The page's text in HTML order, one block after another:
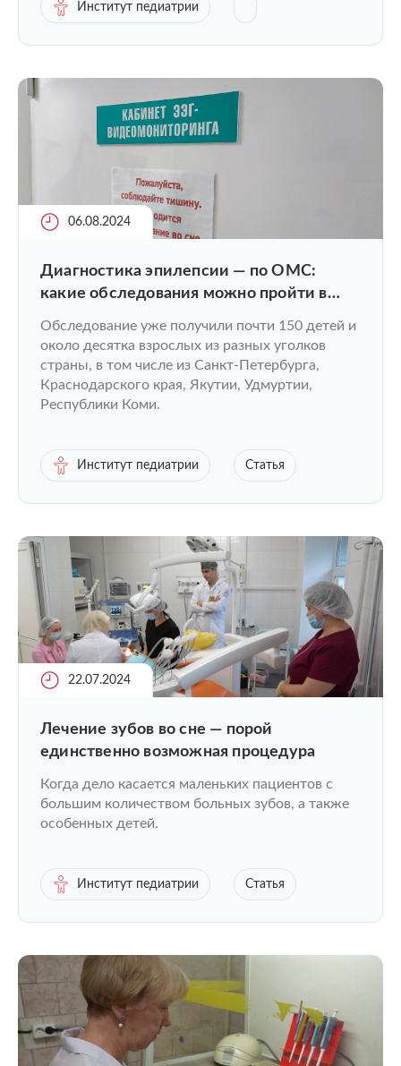
Институт педиатрии
06.08.2024
Диагностика эпилепсии — по ОМС:
какие обследования можно пройти в
Университетской клинике ПИМУ?
Обследование уже получили почти 150 детей и
около десятка взрослых из разных уголков
страны, в том числе из Санкт-Петербурга,
Краснодарского края, Якутии, Удмуртии,
Республики Коми.
Институт педиатрии Статья
22.07.2024
Лечение зубов во сне — порой
единственно возможная процедура
Когда дело касается маленьких пациентов с
большим количеством больных зубов, а также
особенных детей.
Институт педиатрии Статья